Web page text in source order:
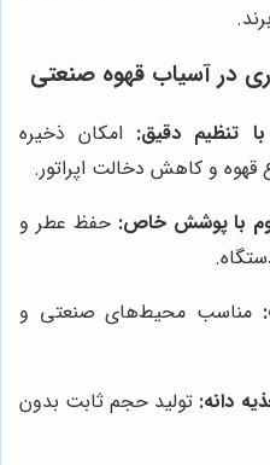
در آسیاب قهوه صنعتی
تنظیم دقیق: امکان ذخیره
قهوه و کاهش دخالت اپراتور.
با پوشش خاص: حفظ عطر و
مناسب محیط‌های صنعتی و
دانه: تولید حجم ثابت بدون